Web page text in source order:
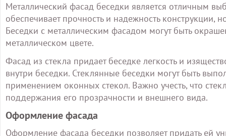
Металлический фасад беседки является отличным
обеспечивает прочность и надежность
Беседки с металлическим фасадом могут быть
металлическом цвете.
Фасад из стекла придает беседке легкость и
внутри беседки. Стеклянные беседки могут быть
применением оконных стекол. Важно учесть, что
поддержания его прозрачности и внешнего вида.
Оформление фасада
Оформление фасада беседки позволяет придать ей